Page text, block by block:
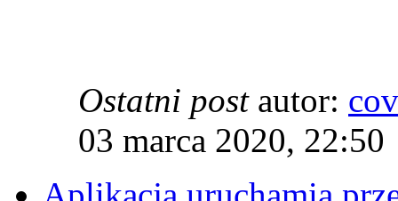
Ostatni post autor:
03 marca 2020, 22:50